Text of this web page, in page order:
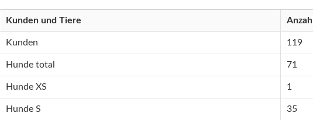
Kunden und Tiere Anzahl
Kunden 119
Hunde total 71
Hunde XS 1
Hunde S 35